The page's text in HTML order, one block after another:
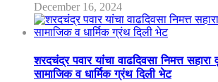
December 16, 2024
शरदचंद्र पवार यांचा वाढदिवसा निमत्त सहारा
सामाजिक व धार्मिक ग्रंथ दिली भेट